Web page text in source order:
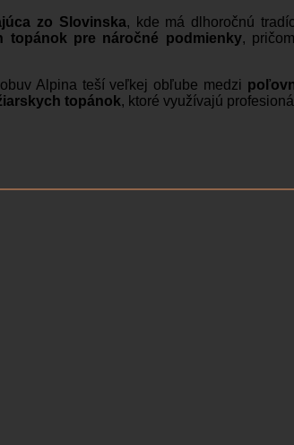
zo Slovinska, kde má dlhoročnú
topánok pre náročné podmienky,
Alpina teší veľkej obľube medzi
topánok, ktoré využívajú